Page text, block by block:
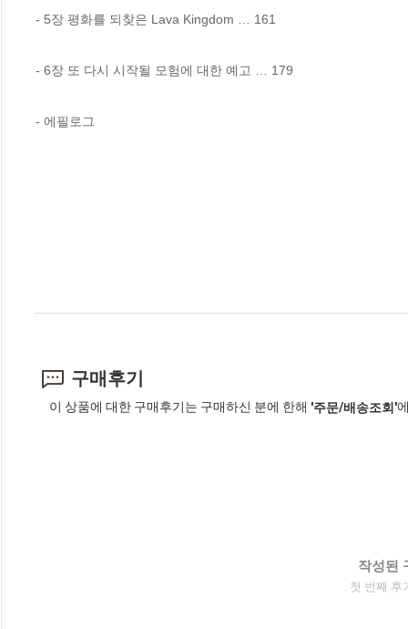
- 5장 평화를 되찾은 Lava Kingdom … 161
- 6장 또 다시 시작될 모험에 대한 예고 … 179
- 에필로그
구매후기
이 상품에 대한 구매후기는 구매하신 분에 한해 '주문/배송조회'
작성된
첫 번째 후